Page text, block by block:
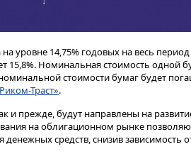
уровне 14,75% годовых на весь
15,8%. Номинальная стоимость одной
стоимости бумаг будет
Траст».
прежде, будут направлены на
на облигационном рынке
средств, снизив зависимость